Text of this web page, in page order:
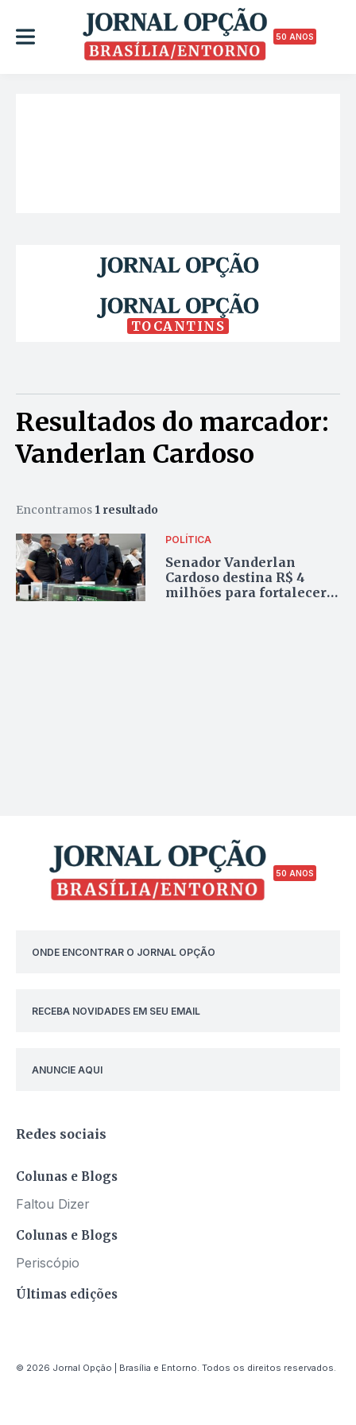
50 ANOS
TOCANTINS
Resultados do marcador:
Vanderlan Cardoso
Encontramos 1 resultado
POLÍTICA
Senador Vanderlan
Cardoso destina R$ 4
milhões para fortalecer
50 ANOS
ONDE ENCONTRAR O JORNAL OPÇÃO
RECEBA NOVIDADES EM SEU EMAIL
ANUNCIE AQUI
Redes sociais
Colunas e Blogs
Faltou Dizer
Colunas e Blogs
Periscópio
Últimas edições
© 2026 Jornal Opção | Brasília e Entorno. Todos os direitos reservados.